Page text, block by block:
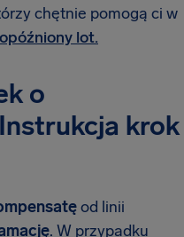
chętnie pomogą ci w
lot.
o
krok
od linii
. W przypadku